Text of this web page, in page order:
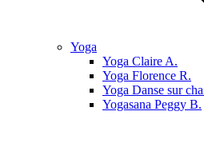
Yoga
Yoga Claire A.
Yoga Florence R.
Yoga Danse sur
Yogasana Peggy B.